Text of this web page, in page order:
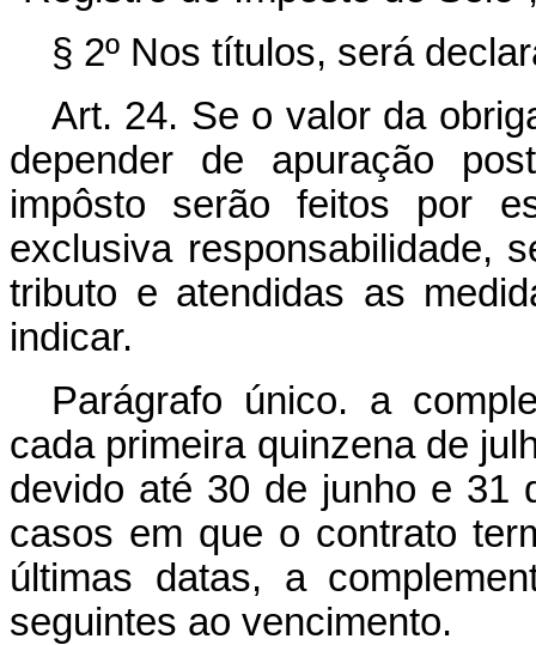
§ 2º Nos títulos, será
Art. 24. Se o valor da
depender de apuração
impôsto serão feitos por
exclusiva responsabilidade,
tributo e atendidas as
indicar.
Parágrafo único. a
cada primeira quinzena de
devido até 30 de junho e 31
casos em que o contrato
últimas datas, a
seguintes ao vencimento.